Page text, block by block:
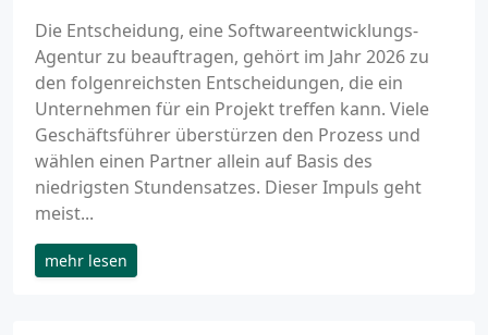
Die Entscheidung, eine Softwareentwicklungs-
Agentur zu beauftragen, gehört im Jahr 2026 zu
den folgenreichsten Entscheidungen, die ein
Unternehmen für ein Projekt treffen kann. Viele
Geschäftsführer überstürzen den Prozess und
wählen einen Partner allein auf Basis des
niedrigsten Stundensatzes. Dieser Impuls geht
meist...
mehr lesen